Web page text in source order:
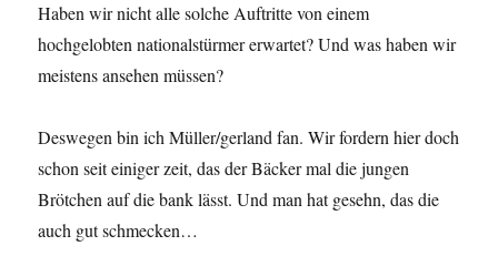
Haben wir nicht alle solche Auftritte von einem
hochgelobten nationalstürmer erwartet? Und was haben wir
meistens ansehen müssen?
Deswegen bin ich Müller/gerland fan. Wir fordern hier doch
schon seit einiger zeit, das der Bäcker mal die jungen
Brötchen auf die bank lässt. Und man hat gesehn, das die
auch gut schmecken…